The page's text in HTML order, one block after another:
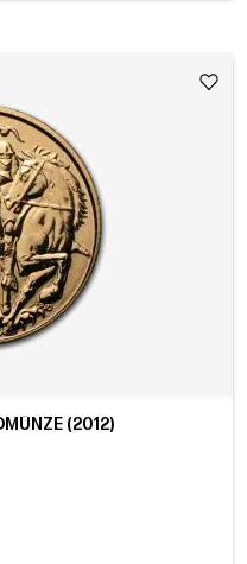
(2012)